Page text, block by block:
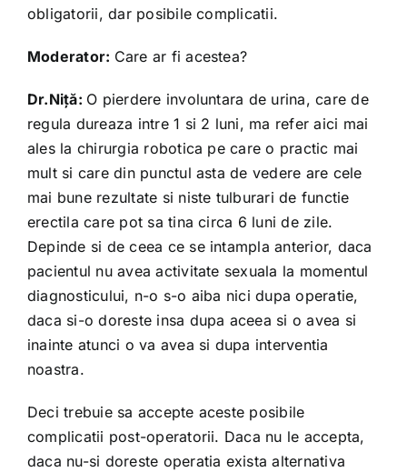
obligatorii, dar posibile complicatii.
Moderator: Care ar fi acestea?
Dr.Niță: O pierdere involuntara de urina, care de
regula dureaza intre 1 si 2 luni, ma refer aici mai
ales la chirurgia robotica pe care o practic mai
mult si care din punctul asta de vedere are cele
mai bune rezultate si niste tulburari de functie
erectila care pot sa tina circa 6 luni de zile.
Depinde si de ceea ce se intampla anterior, daca
pacientul nu avea activitate sexuala la momentul
diagnosticului, n-o s-o aiba nici dupa operatie,
daca si-o doreste insa dupa aceea si o avea si
inainte atunci o va avea si dupa interventia
noastra.
Deci trebuie sa accepte aceste posibile
complicatii post-operatorii. Daca nu le accepta,
daca nu-si doreste operatia exista alternativa